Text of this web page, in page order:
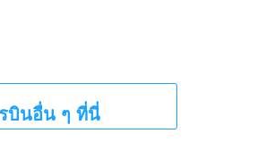
บินอื่น ๆ ที่นี่